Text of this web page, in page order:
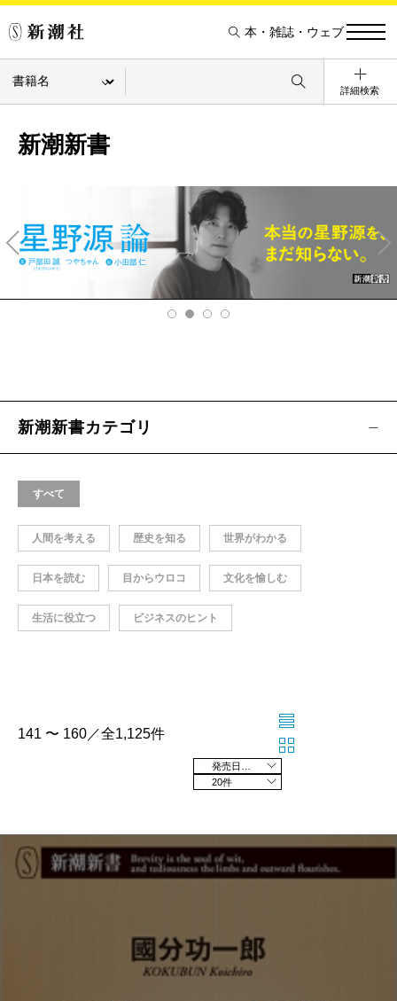
本・雑誌・ウェブ
詳細検索
新潮新書
v
Ne
xt
新潮新書カテゴリ
すべて
人間を考える 歴史を知る 世界がわかる
日本を読む 目からウロコ 文化を愉しむ
生活に役立つ ビジネスのヒント
141 〜 160／全1,125件
20件